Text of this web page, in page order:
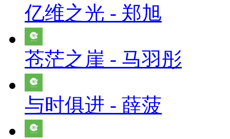
亿维之光 - 郑旭
苍茫之崖 - 马羽彤
与时俱进 - 薛菠